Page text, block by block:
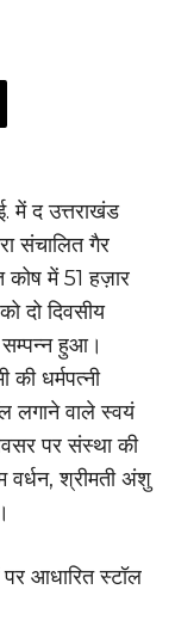
में द उत्तराखंड
संचालित गैर
कोष में 51 हज़ार
दो दिवसीय
सम्पन्न हुआ।
धर्मपत्नी
लगाने वाले स्वयं
पर संस्था की
वर्धन, श्रीमती अंशु
पर आधारित स्टॉल